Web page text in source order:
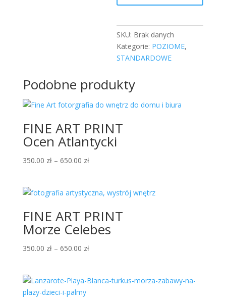
SKU: Brak danych
Kategorie: POZIOME,
STANDARDOWE
Podobne produkty
FINE ART PRINT
Ocen Atlantycki
350.00 zł– 650.00 zł
FINE ART PRINT
Morze Celebes
350.00 zł– 650.00 zł